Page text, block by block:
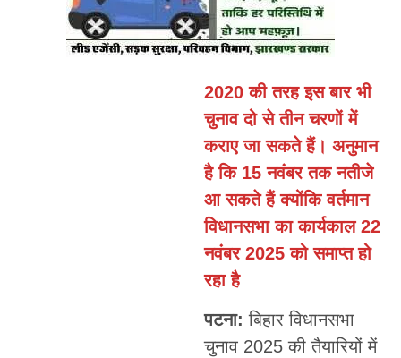
2020 की तरह इस बार भी
चुनाव दो से तीन चरणों में
कराए जा सकते हैं। अनुमान
है कि 15 नवंबर तक नतीजे
आ सकते हैं क्योंकि वर्तमान
विधानसभा का कार्यकाल 22
नवंबर 2025 को समाप्त हो
रहा है
पटना:बिहार विधानसभा
चुनाव 2025 की तैयारियों में